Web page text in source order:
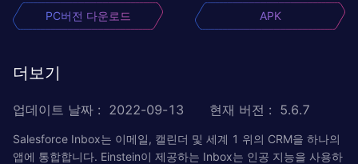
PC버전 다운로드 APK
더보기
업데이트 날짜 : 2022-09-13 현재 버전 : 5.6.7
Salesforce Inbox는 이메일, 캘린더 및 세계 1 위의 CRM을 하나의
앱에 통합합니다. Einstein이 제공하는 Inbox는 인공 지능을 사용하